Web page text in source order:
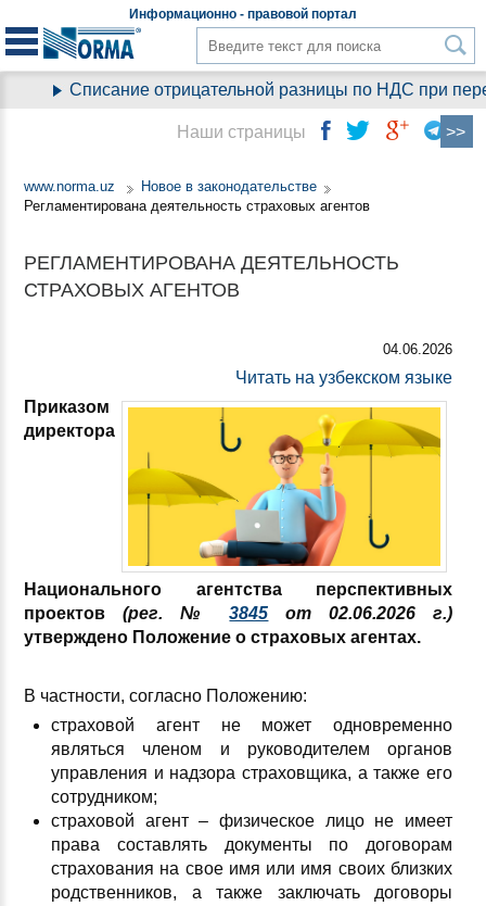
Информационно - правовой портал
Списание отрицательной разницы по НДС при
www.norma.uz
Новое в законодательстве
Регламентирована деятельность страховых агентов
РЕГЛАМЕНТИРОВАНА ДЕЯТЕЛЬНОСТЬ
СТРАХОВЫХ АГЕНТОВ
04.06.2026
Читать на узбекском языке
Приказом
директора
Национального агентства перспективных
проектов (рег. №3845 от 02.06.2026 г.)
утверждено Положение о страховых агентах.
В частности, согласно Положению:
страховой агент не может одновременно
являться членом и руководителем органов
управления и надзора страховщика, а также его
сотрудником;
страховой агент – физическое лицо не имеет
права составлять документы по договорам
страхования на свое имя или имя своих близких
родственников, а также заключать договоры
Наши страницы